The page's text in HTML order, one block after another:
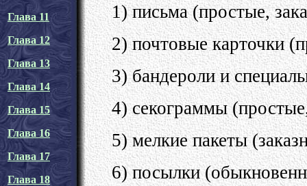
Глава 11
Глава 12
Глава 13
Глава 14
Глава 15
Глава 16
Глава 17
Глава 18
1) письма (простые,
2) почтовые карточки
3) бандероли и
4) секограммы
5) мелкие пакеты
6) посылки